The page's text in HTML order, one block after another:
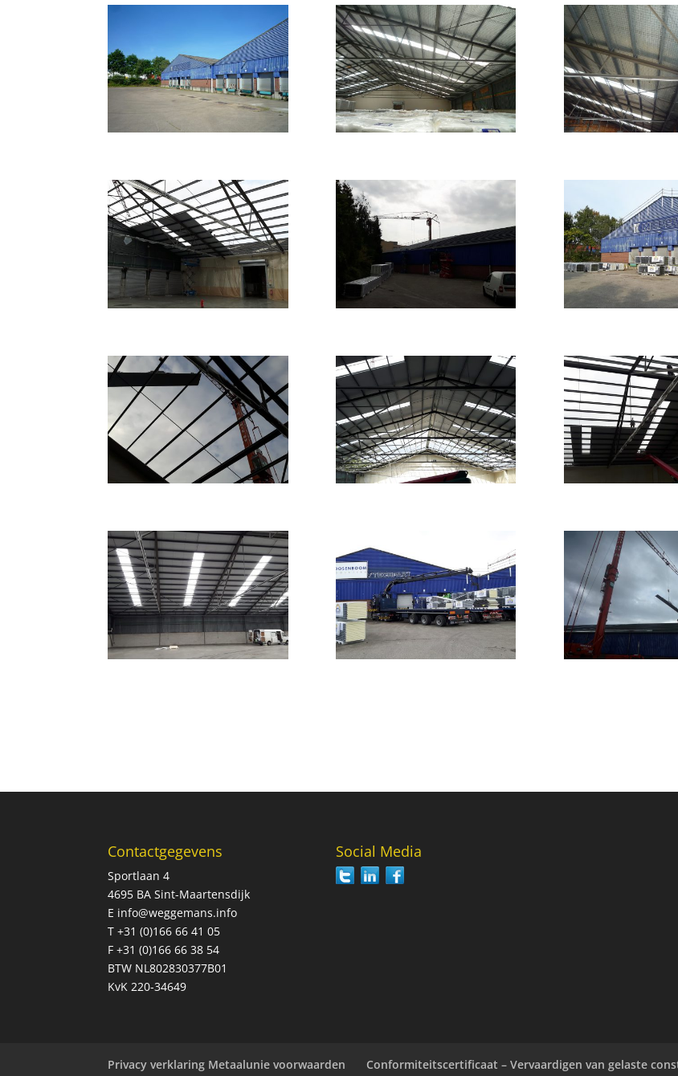
Contactgegevens
Sportlaan 4
4695 BA Sint-Maartensdijk
E info@weggemans.info
T +31 (0)166 66 41 05
F +31 (0)166 66 38 54
BTW NL802830377B01
KvK 220-34649
Social Media
Privacy verklaring Metaalunie voorwaarden Conformiteitscertificaat – Vervaardigen van gelaste